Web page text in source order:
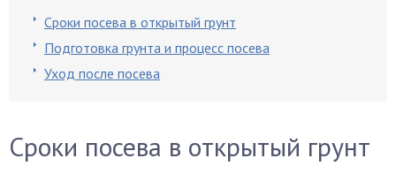
Сроки посева в открытый грунт
Подготовка грунта и процесс посева
Уход после посева
Сроки посева в открытый грунт